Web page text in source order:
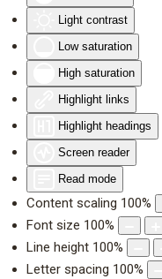
Light contrast
Low saturation
High saturation
Highlight links
Highlight headings
Screen reader
Read mode
Content scaling 100%
Font size 100%
Line height 100%
Letter spacing 100%